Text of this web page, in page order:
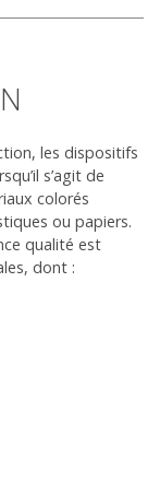
les dispositifs
s’agit de
colorés
ou papiers.
qualité est
dont :